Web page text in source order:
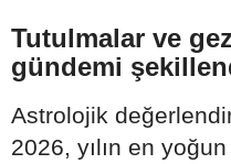
Tutulmalar ve
gündemi
Astrolojik
2026, yılın en